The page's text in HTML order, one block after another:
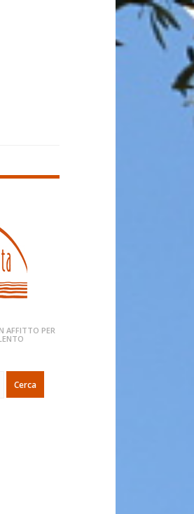
AFFITTO PER